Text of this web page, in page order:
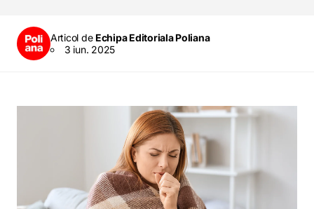
Articol de Echipa Editoriala Poliana
3 iun. 2025